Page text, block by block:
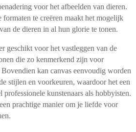
voor het afbeelden van dieren.
te creëren maakt het mogelijk
de dieren in al hun glorie te tonen.
geschikt voor het vastleggen van de
die zo kenmerkend zijn voor
kan canvas eenvoudig worden
stijlen en voorkeuren, waardoor het een
kunstenaars als hobbyisten.
prachtige manier om je liefde voor